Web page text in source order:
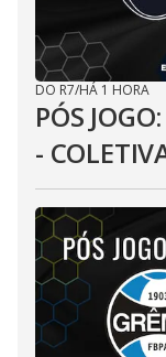
DO R7/HÁ 1 HORA
PÓS
-